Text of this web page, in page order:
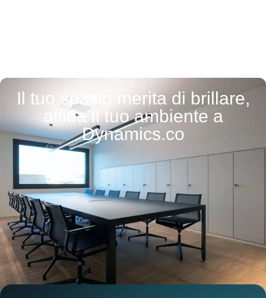
Il tuo spazio merita di brillare,
affida il tuo ambiente a
Dynamics.co